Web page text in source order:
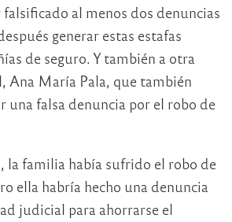
falsificado al menos dos denuncias
generar estas estafas
de seguro. Y también a otra
Ana María Pala, que también
una falsa denuncia por el robo de
la familia había sufrido el robo de
ella habría hecho una denuncia
judicial para ahorrarse el